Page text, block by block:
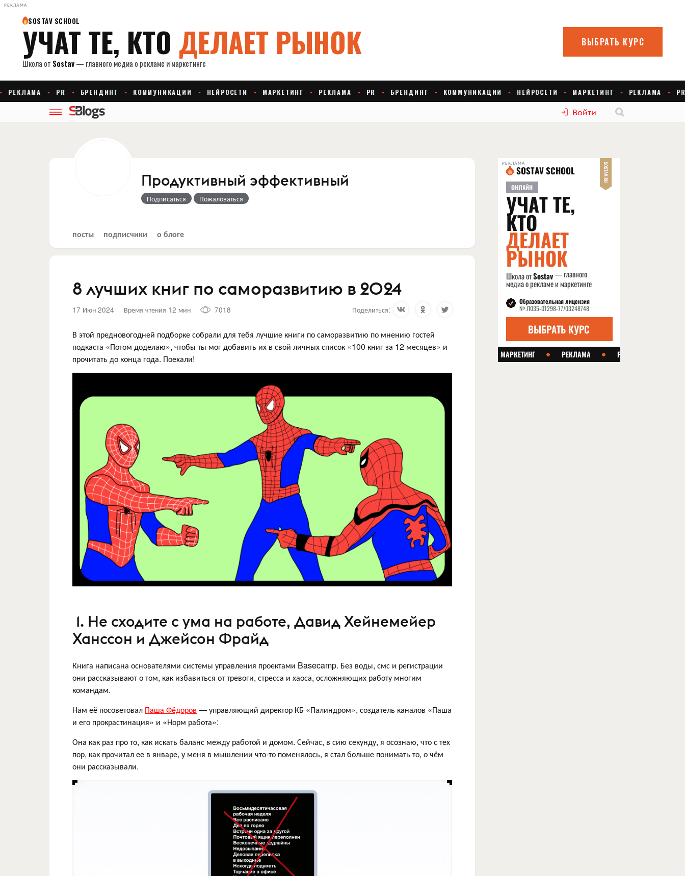
РЕКЛАМА
Войти
Продуктивный эффективный
Подписаться Пожаловаться
посты подписчики о блоге
8 лучших книг по саморазвитию в 2024
17 Июн 2024 Время чтения 12 мин 7018 Поделиться:
В этой предновогодней подборке собрали для тебя лучшие книги по саморазвитию по мнению гостей
подкаста «Потом доделаю», чтобы ты мог добавить их в свой личных список «100 книг за 12 месяцев» и
прочитать до конца года. Поехали!
1. Не сходите с ума на работе, Давид Хейнемейер
Ханссон и Джейсон Фрайд
Книга написана основателями системы управления проектами Basecamp. Без воды, смс и регистрации
они рассказывают о том, как избавиться от тревоги, стресса и хаоса, осложняющих работу многим
командам.
Нам её посоветовал Паша Фёдоров — управляющий директор КБ «Палиндром», создатель каналов «Паша
и его прокрастинация» и «Норм работа»:
Она как раз про то, как искать баланс между работой и домом. Сейчас, в сию секунду, я осознаю, что с тех
пор, как прочитал ее в январе, у меня в мышлении что-то поменялось, я стал больше понимать то, о чём
они рассказывали.
РЕКЛАМА